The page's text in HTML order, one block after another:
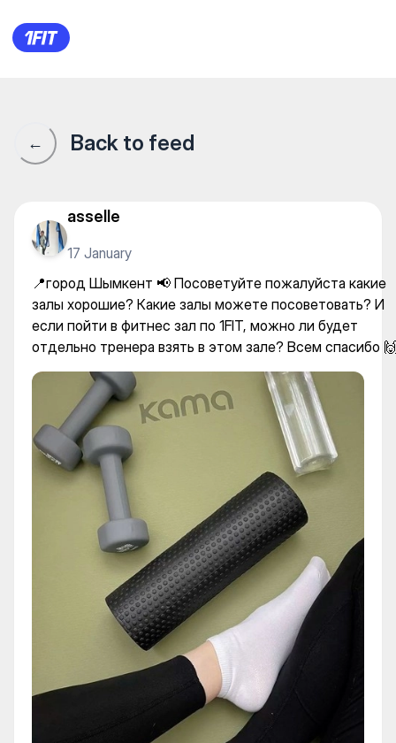
📍город Шымкент 📢
← Back to feed
asselle
17 January
📍город Шымкент 📢 Посоветуйте пожалуйста какие
залы хорошие? Какие залы можете посоветовать? И
если пойти в фитнес зал по 1FIT, можно ли будет
отдельно тренера взять в этом зале? Всем спасибо